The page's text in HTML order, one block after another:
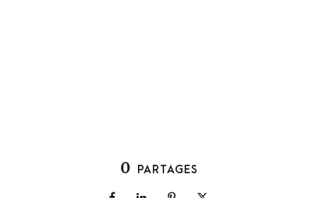
0 PARTAGES